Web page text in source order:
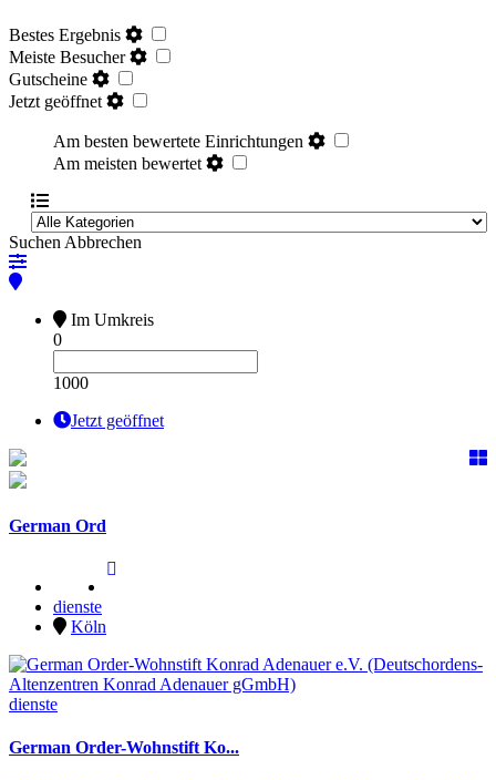
Bestes Ergebnis
Meiste Besucher
Gutscheine
Jetzt geöffnet
Am besten bewertete Einrichtungen
Am meisten bewertet
Suchen Abbrechen
Im Umkreis
0
1000
Jetzt geöffnet
German Ord
dienste
Köln
dienste
German Order-Wohnstift Ko...